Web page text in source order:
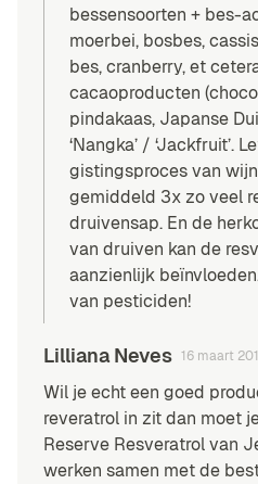
bessensoorten + bes-
moerbei, bosbes,
bes, cranberry, et
cacaoproducten
pindakaas, Japanse
‘Nangka’ / ‘Jackfruit’.
gistingsproces van
gemiddeld 3x zo veel
druivensap. En de
van druiven kan de
aanzienlijk
van pesticiden!
Lilliana Neves 16 maart
Wil je echt een goed
reveratrol in zit dan moet
Reserve Resveratrol van
werken samen met de